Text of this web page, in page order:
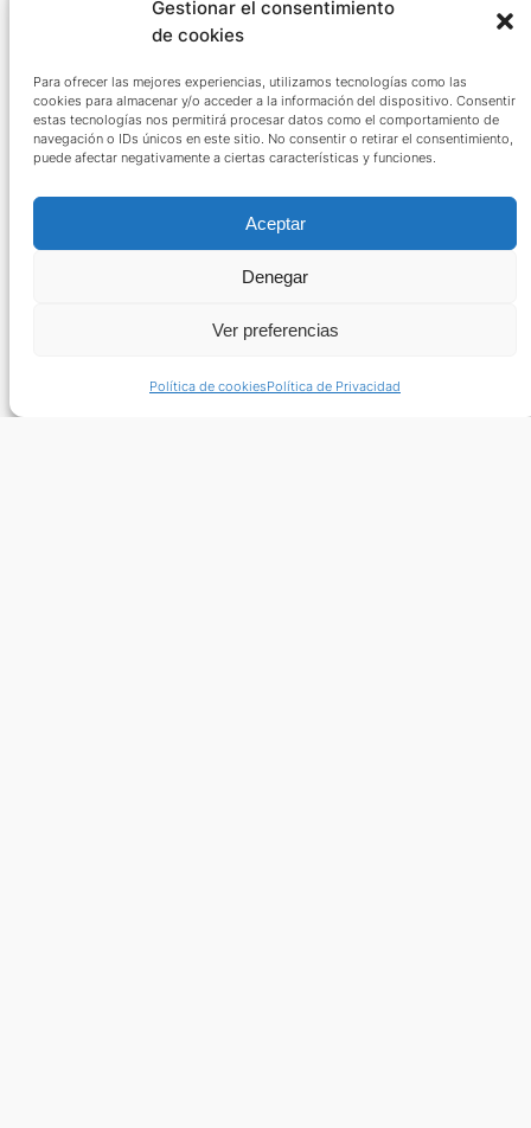
Gestionar el consentimiento
de cookies
Para ofrecer las mejores experiencias, utilizamos tecnologías como las
cookies para almacenar y/o acceder a la información del dispositivo. Consentir
estas tecnologías nos permitirá procesar datos como el comportamiento de
navegación o IDs únicos en este sitio. No consentir o retirar el consentimiento,
puede afectar negativamente a ciertas características y funciones.
Aceptar
Denegar
Ver preferencias
Política de cookiesPolítica de Privacidad
combina naturaleza, paz y alta
cocina en Mallorca.
2024
Nacho Baltasar recibe un homenaje
en Sa Ràpita tras su Participación en
los Juegos Olímpicos de París 2024